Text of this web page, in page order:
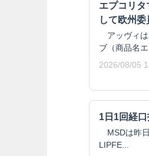
エプコリタ
して欧州
アッヴィは
ブ（商品名エ
2026/08/05
1日1回経
MSDは昨
LIPFE...